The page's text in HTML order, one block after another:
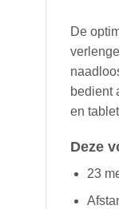
De
bedient
en
Deze
23